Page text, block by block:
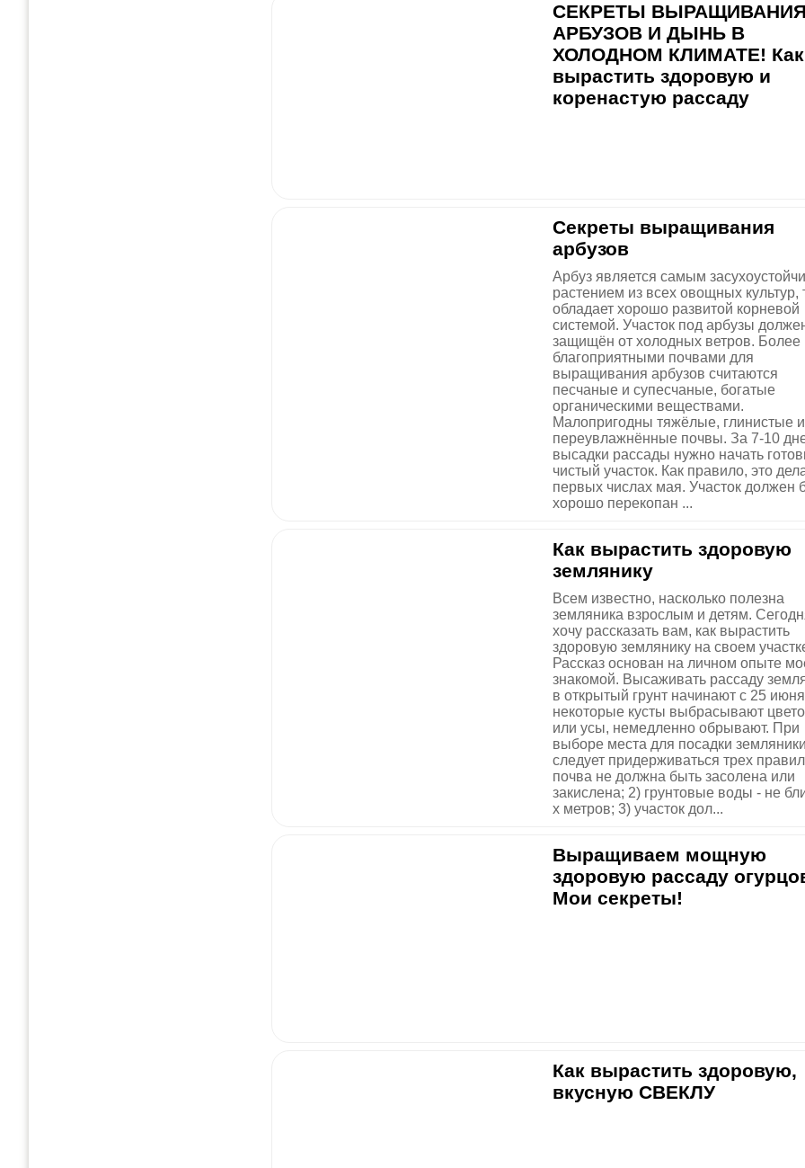
СЕКРЕТЫ ВЫРАЩИВАНИЯ
АРБУЗОВ И ДЫНЬ В
ХОЛОДНОМ КЛИМАТЕ! Как
вырастить здоровую и
коренастую рассаду
Секреты выращивания
арбузов
Арбуз является самым
растением из всех овощных культур,
обладает хорошо развитой корневой
системой. Участок под арбузы
защищён от холодных ветров. Более
благоприятными почвами для
выращивания арбузов считаются
песчаные и супесчаные, богатые
органическими веществами.
Малопригодны тяжёлые, глинистые и
переувлажнённые почвы. За 7-10
высадки рассады нужно начать
чистый участок. Как правило, это
первых числах мая. Участок должен
хорошо перекопан ...
Как вырастить здоровую
землянику
Всем известно, насколько полезна
земляника взрослым и детям.
хочу рассказать вам, как вырастить
здоровую землянику на своем
Рассказ основан на личном опыте
знакомой. Высаживать рассаду
в открытый грунт начинают с 25
некоторые кусты выбрасывают
или усы, немедленно обрывают. При
выборе места для посадки земляники
следует придерживаться трех
почва не должна быть засолена или
закислена; 2) грунтовые воды - не
х метров; 3) участок дол...
Выращиваем мощную
здоровую рассаду
Мои секреты!
Как вырастить здоровую,
вкусную СВЕКЛУ